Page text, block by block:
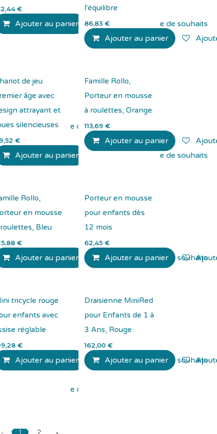
€
Ajouter au panier Ajouter à la liste de souhaits
l'équilibre
86,83€
Ajouter au panier
Ajouter à la liste de souhaits
de jeu
âge avec
attrayant et
silencieuses
€
Ajouter au panier Ajouter à la liste de souhaits
Famille Rollo,
Porteur en mousse
à roulettes, Orange
113,69 €
Ajouter au panier
Ajouter à la liste de souhaits
Rollo,
en mousse
Bleu
€
Ajouter au panier Ajouter à la liste de souhaits
Porteur en mousse
pour enfants dès
12 mois
62,45€
Ajouter au panier
Ajouter à la liste de souhaits
tricycle rouge
enfants avec
réglable
€
Ajouter au panier Ajouter à la liste de souhaits
Draisienne MiniRed
pour Enfants de 1 à
3 Ans, Rouge
162,00€
Ajouter au panier
1 2